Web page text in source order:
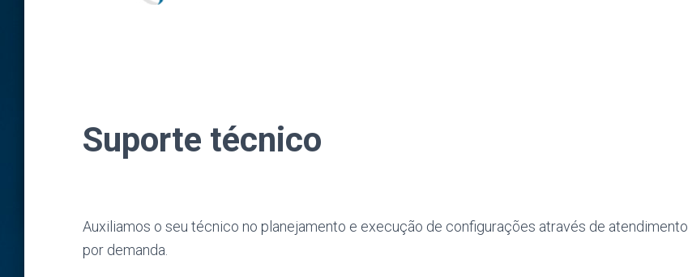
Suporte técnico
Auxiliamos o seu técnico no planejamento e execução de configurações através de atendimento
por demanda.